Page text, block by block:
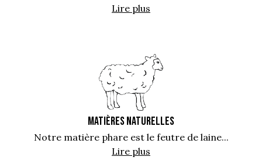
Lire plus
MATIÈRES NATURELLES
Notre matière phare est le feutre de laine...
Lire plus